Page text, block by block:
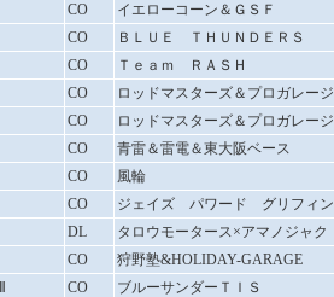
CO
イエローコーン＆ＧＳＦ
CO
ＢＬＵＥ ＴＨＵＮＤＥＲＳ
CO
Ｔｅａｍ ＲＡＳＨ
CO
ロッドマスターズ＆プロガレージ
CO
ロッドマスターズ＆プロガレージ
CO
青雷＆雷電＆東大阪ベース
CO
風輪
CO
ジェイズ パワード グリフィン
DL
タロウモータース×アマノジャク
CO
狩野塾&HOLIDAY-GARAGE
CO
ブルーサンダーＴＩＳ